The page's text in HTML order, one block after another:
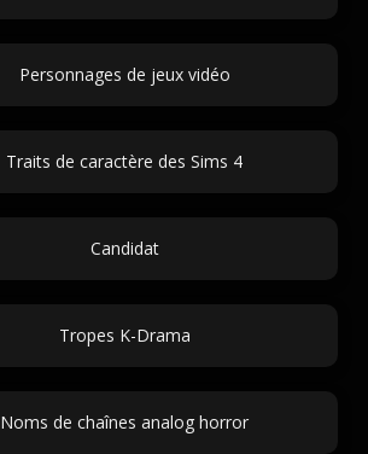
Personnages de jeux vidéo
Traits de caractère des Sims 4
Candidat
Tropes K-Drama
Noms de chaînes analog horror